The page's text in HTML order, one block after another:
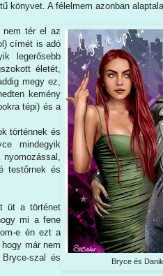
könyvet. A félelmem azonban
Bryce és
nem tér el az
címét is adó
legerősebb
életét,
megy ez,
kemény
tépi) és a
történnek és
mindegyik
testőrnek és
üt a történet
mi a fene
e én ezt a
már nem
szal és